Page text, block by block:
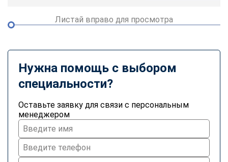
Листай вправо для просмотра
Нужна помощь с выбором
специальности?
Оставьте заявку для связи с персональным
менеджером
Telegram WhatsApp
Vkontakte EMail
Max